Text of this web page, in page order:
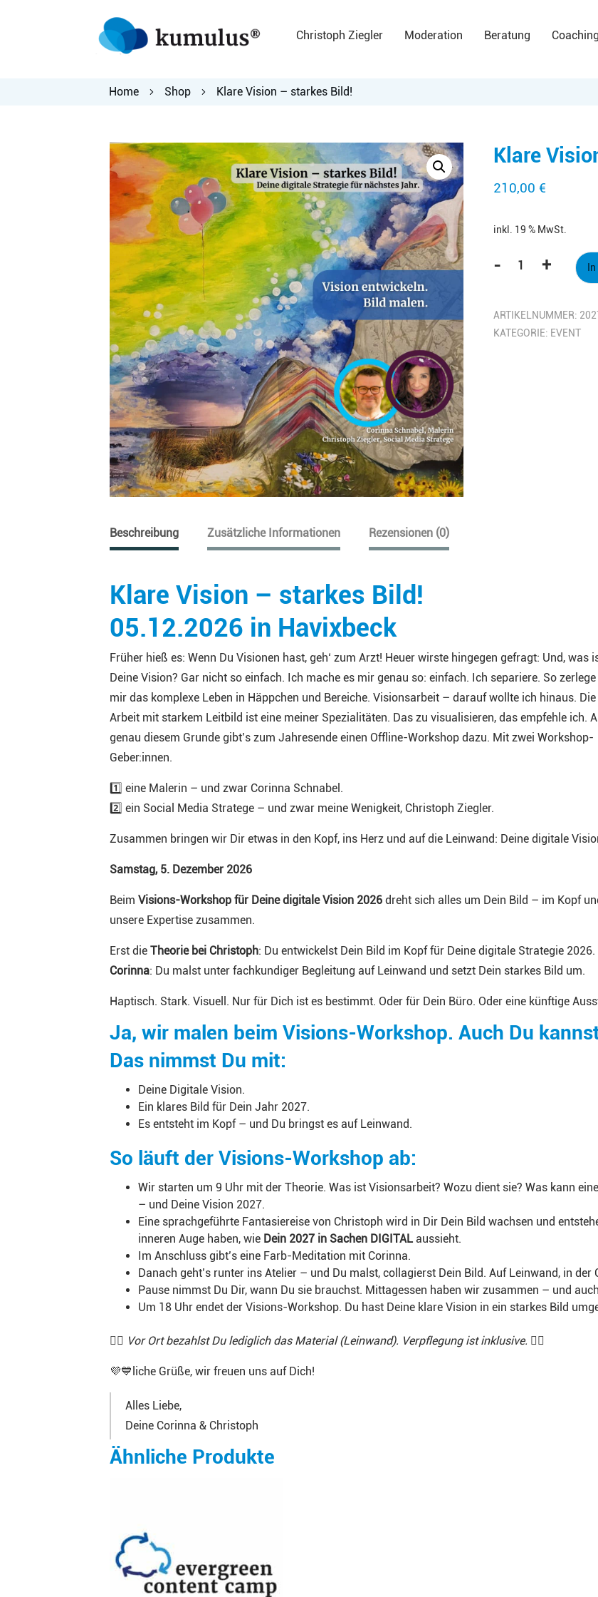
Christoph Ziegler Moderation Beratung Coaching
Home Shop Klare Vision – starkes Bild!
Klare
210,00 €
inkl. 19 % MwSt.
- +
ARTIKELNUMMER:
KATEGORIE: EVENT
Beschreibung Zusätzliche Informationen Rezensionen (0)
Klare Vision – starkes Bild!
05.12.2026 in Havixbeck
Früher hieß es: Wenn Du Visionen hast, geh‘ zum Arzt! Heuer wirste hingegen gefragt: Und, was
Deine Vision? Gar nicht so einfach. Ich mache es mir genau so: einfach. Ich separiere. So zerlege
mir das komplexe Leben in Häppchen und Bereiche. Visionsarbeit – darauf wollte ich hinaus. Die
Arbeit mit starkem Leitbild ist eine meiner Spezialitäten. Das zu visualisieren, das empfehle ich.
genau diesem Grunde gibt’s zum Jahresende einen Offline-Workshop dazu. Mit zwei Workshop-
Geber:innen.
1️⃣ eine Malerin – und zwar Corinna Schnabel.
2️⃣ ein Social Media Stratege – und zwar meine Wenigkeit, Christoph Ziegler.
Zusammen bringen wir Dir etwas in den Kopf, ins Herz und auf die Leinwand: Deine digitale
Samstag, 5. Dezember 2026
Beim Visions-Workshop für Deine digitale Vision 2026 dreht sich alles um Dein Bild – im Kopf
unsere Expertise zusammen.
Erst die Theorie bei Christoph: Du entwickelst Dein Bild im Kopf für Deine digitale Strategie
Corinna: Du malst unter fachkundiger Begleitung auf Leinwand und setzt Dein starkes Bild um.
Haptisch. Stark. Visuell. Nur für Dich ist es bestimmt. Oder für Dein Büro. Oder eine künftige
Ja, wir malen beim Visions-Workshop. Auch Du
Das nimmst Du mit:
Deine Digitale Vision.
Ein klares Bild für Dein Jahr 2027.
Es entsteht im Kopf – und Du bringst es auf Leinwand.
So läuft der Visions-Workshop ab:
Wir starten um 9 Uhr mit der Theorie. Was ist Visionsarbeit? Wozu dient sie? Was kann
– und Deine Vision 2027.
Eine sprachgeführte Fantasiereise von Christoph wird in Dir Dein Bild wachsen und
inneren Auge haben, wie Dein 2027 in Sachen DIGITAL aussieht.
Im Anschluss gibt’s eine Farb-Meditation mit Corinna.
Danach geht’s runter ins Atelier – und Du malst, collagierst Dein Bild. Auf Leinwand, in
Pause nimmst Du Dir, wann Du sie brauchst. Mittagessen haben wir zusammen – und
Um 18 Uhr endet der Visions-Workshop. Du hast Deine klare Vision in ein starkes Bild
👆🏻 Vor Ort bezahlst Du lediglich das Material (Leinwand). Verpflegung ist inklusive. 👆🏻
💜💙liche Grüße, wir freuen uns auf Dich!
Alles Liebe,
Deine Corinna & Christoph
Ähnliche Produkte
mehrere
Varianten
auf.
Die